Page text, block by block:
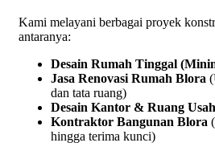
Kami melayani berbagai proyek
antaranya:
Desain Rumah Tinggal
Jasa Renovasi Rumah Blora
dan tata ruang)
Desain Kantor & Ruang
Kontraktor Bangunan Blora
hingga terima kunci)